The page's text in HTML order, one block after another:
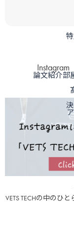
論文紹介部
VETS TECHの中のひ